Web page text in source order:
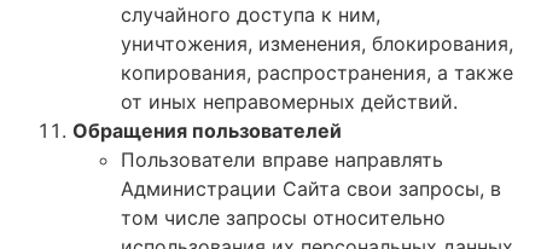
случайного доступа к ним,
уничтожения, изменения, блокирования,
копирования, распространения, а также
от иных неправомерных действий.
Обращения пользователей
Пользователи вправе направлять
Администрации Сайта свои запросы, в
том числе запросы относительно